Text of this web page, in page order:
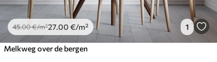
45.00€/m²27 .00 €/m² 1
Melkweg over de bergen